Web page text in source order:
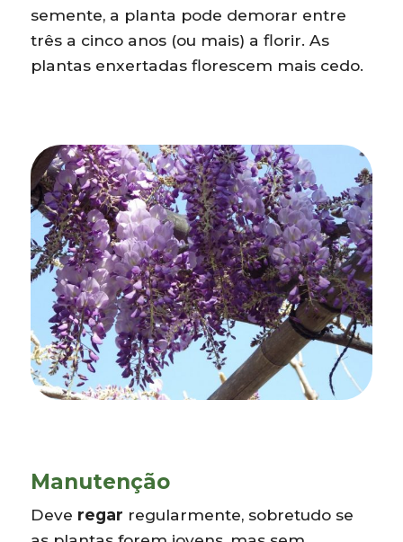
semente, a planta pode demorar entre
três a cinco anos (ou mais) a florir. As
plantas enxertadas florescem mais cedo.
Manutenção
Deve regar regularmente, sobretudo se